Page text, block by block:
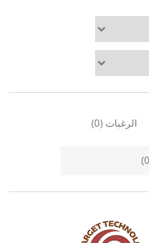
الرغبات (0)